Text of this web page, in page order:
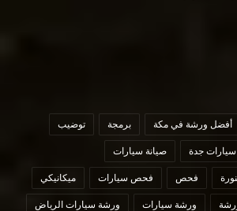
أفضل ورشة في مكة برمجة توضيب
جدة صيانة سيارات
فحص فحص سيارات ميكانيكي
ورشة سيارات ورشة سيارات الرياض